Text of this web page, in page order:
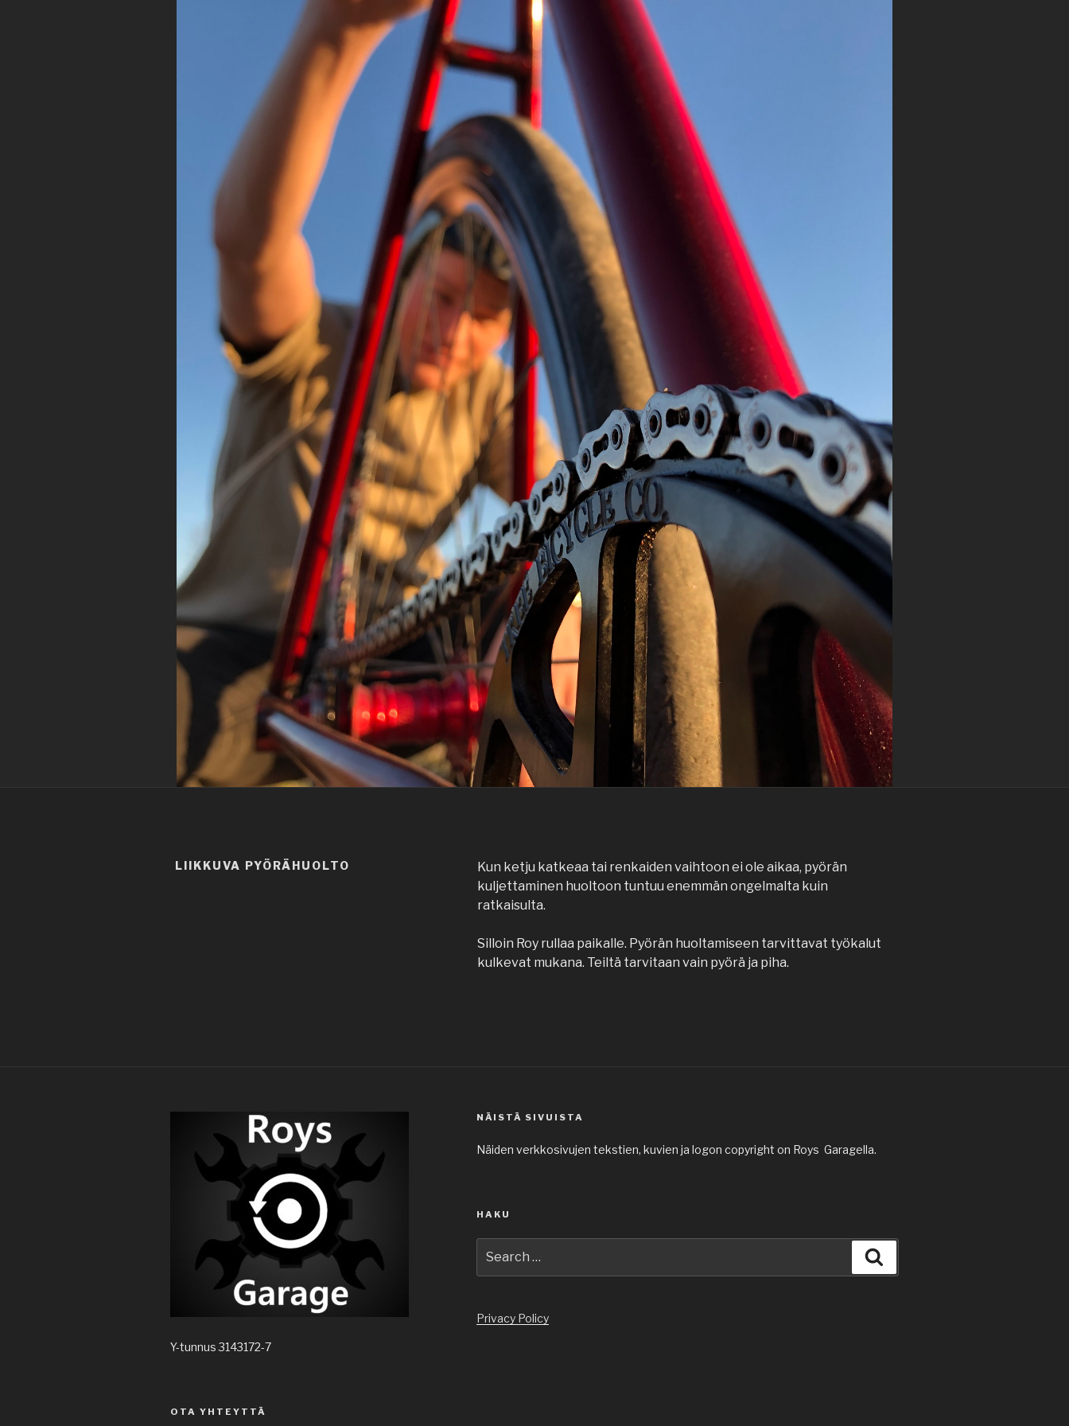
LIIKKUVA PYÖRÄHUOLTO
Kun ketju katkeaa tai renkaiden vaihtoon ei ole aikaa, pyörän
kuljettaminen huoltoon tuntuu enemmän ongelmalta kuin
ratkaisulta.
Silloin Roy rullaa paikalle. Pyörän huoltamiseen tarvittavat työkalut
kulkevat mukana. Teiltä tarvitaan vain pyörä ja piha.
Y-tunnus 3143172-7
OTA YHTEYTTÄ
NÄISTÄ SIVUISTA
Näiden verkkosivujen tekstien, kuvien ja logon copyright on Roys Garagella.
HAKU
for:
Privacy Policy